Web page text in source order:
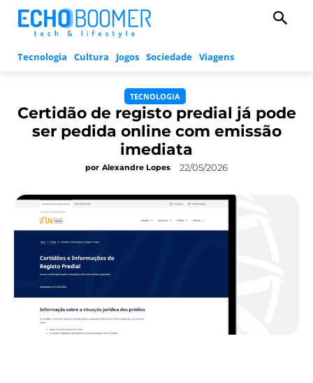
Tecnologia Cultura Jogos Sociedade Viagens
TECNOLOGIA
Certidão de registo predial já pode
ser pedida online com emissão
imediata
por Alexandre Lopes 22/05/2026